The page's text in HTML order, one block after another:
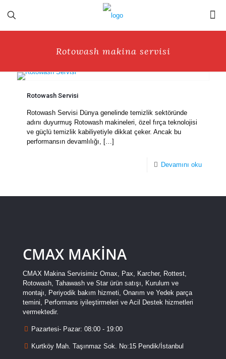
Rotowash makina servisi
Rotowash Servisi
Rotowash Servisi Dünya genelinde temizlik sektöründe
adını duyurmuş Rotowash makineleri, özel fırça teknolojisi
ve güçlü temizlik kabiliyetiyle dikkat çeker. Ancak bu
performansın devamlılığı, […]
Devamını oku
CMAX MAKİNA
CMAX Makina Servisimiz Omax, Pax, Karcher, Rottest,
Rotowash, Tahawash ve Star ürün satışı, Kurulum ve
montajı, Periyodik bakım hizmeti, Onarım ve Yedek parça
temini, Performans iyileştirmeleri ve Acil Destek hizmetleri
vermektedir.
Pazartesi- Pazar: 08:00 - 19:00
Kurtköy Mah. Taşınmaz Sok. No:15 Pendik/İstanbul